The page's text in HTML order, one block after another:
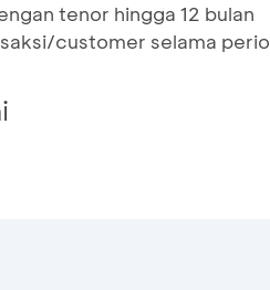
tenor hingga 12 bulan
customer selama